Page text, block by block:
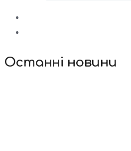
Останні новини